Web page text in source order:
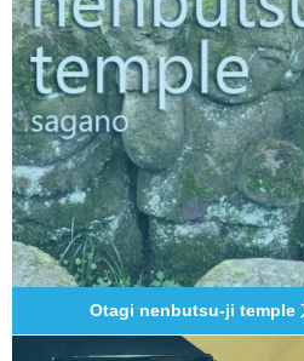
Otagi nenbutsu-ji temple